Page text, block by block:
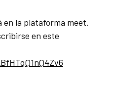
en la plataforma meet.
en este